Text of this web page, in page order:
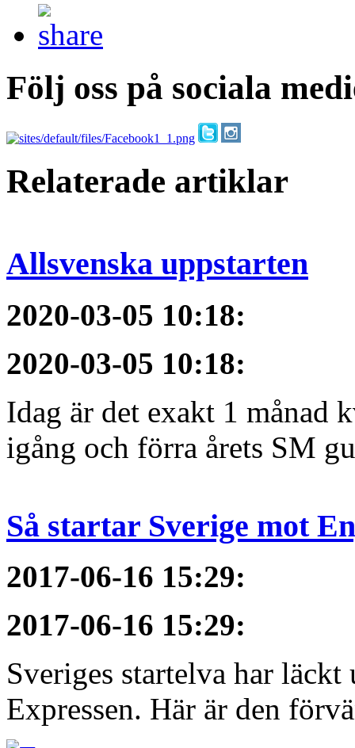
Följ oss på sociala
Relaterade artiklar
Allsvenska uppstarten
2020-03-05 10:18:
2020-03-05 10:18:
Idag är det exakt 1 månad
igång och förra årets SM
Så startar Sverige mot
2017-06-16 15:29:
2017-06-16 15:29:
Sveriges startelva har
Expressen. Här är den